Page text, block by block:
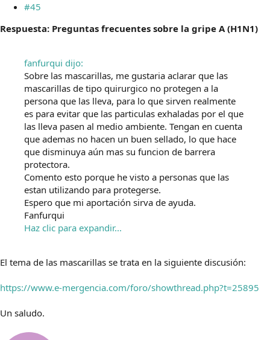
#45
Respuesta: Preguntas frecuentes sobre la gripe A (H1N1)
fanfurqui dijo:
Sobre las mascarillas, me gustaria aclarar que las
mascarillas de tipo quirurgico no protegen a la
persona que las lleva, para lo que sirven realmente
es para evitar que las particulas exhaladas por el que
las lleva pasen al medio ambiente. Tengan en cuenta
que ademas no hacen un buen sellado, lo que hace
que disminuya aún mas su funcion de barrera
protectora.
Comento esto porque he visto a personas que las
estan utilizando para protegerse.
Espero que mi aportación sirva de ayuda.
Fanfurqui
Haz clic para expandir...
El tema de las mascarillas se trata en la siguiente discusión:
https://www.e-mergencia.com/foro/showthread.php?t=25895
Un saludo.